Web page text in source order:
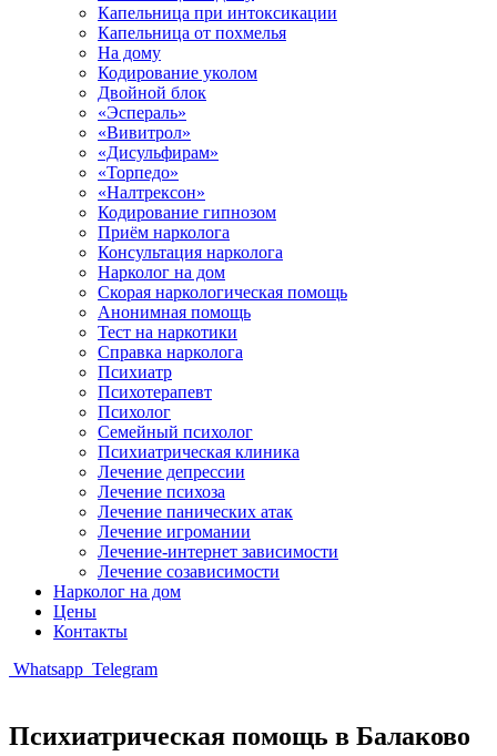
Капельница при интоксикации
Капельница от похмелья
На дому
Кодирование уколом
Двойной блок
«Эспераль»
«Вивитрол»
«Дисульфирам»
«Торпедо»
«Налтрексон»
Кодирование гипнозом
Приём нарколога
Консультация нарколога
Нарколог на дом
Скорая наркологическая помощь
Анонимная помощь
Тест на наркотики
Справка нарколога
Психиатр
Психотерапевт
Психолог
Семейный психолог
Психиатрическая клиника
Лечение депрессии
Лечение психоза
Лечение панических атак
Лечение игромании
Лечение-интернет зависимости
Лечение созависимости
Нарколог на дом
Цены
Контакты
Whatsapp Telegram
Психиатрическая помощь в Балаково